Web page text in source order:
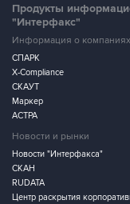
Продукты
"Интерфакс"
Информация о
СПАРК
X-Compliance
СКАУТ
Маркер
АСТРА
Новости и рынки
Новости "Интерфакса"
СКАН
RUDATA
Центр раскрытия